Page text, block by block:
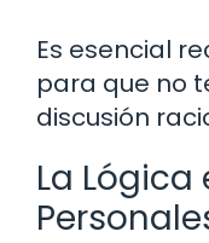
Es esencial
para que no
discusión
La Lógica